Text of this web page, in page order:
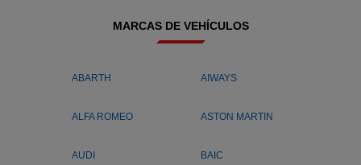
MARCAS DE VEHÍCULOS
ABARTH AIWAYS
ALFA ROMEO ASTON MARTIN
AUDI BAIC